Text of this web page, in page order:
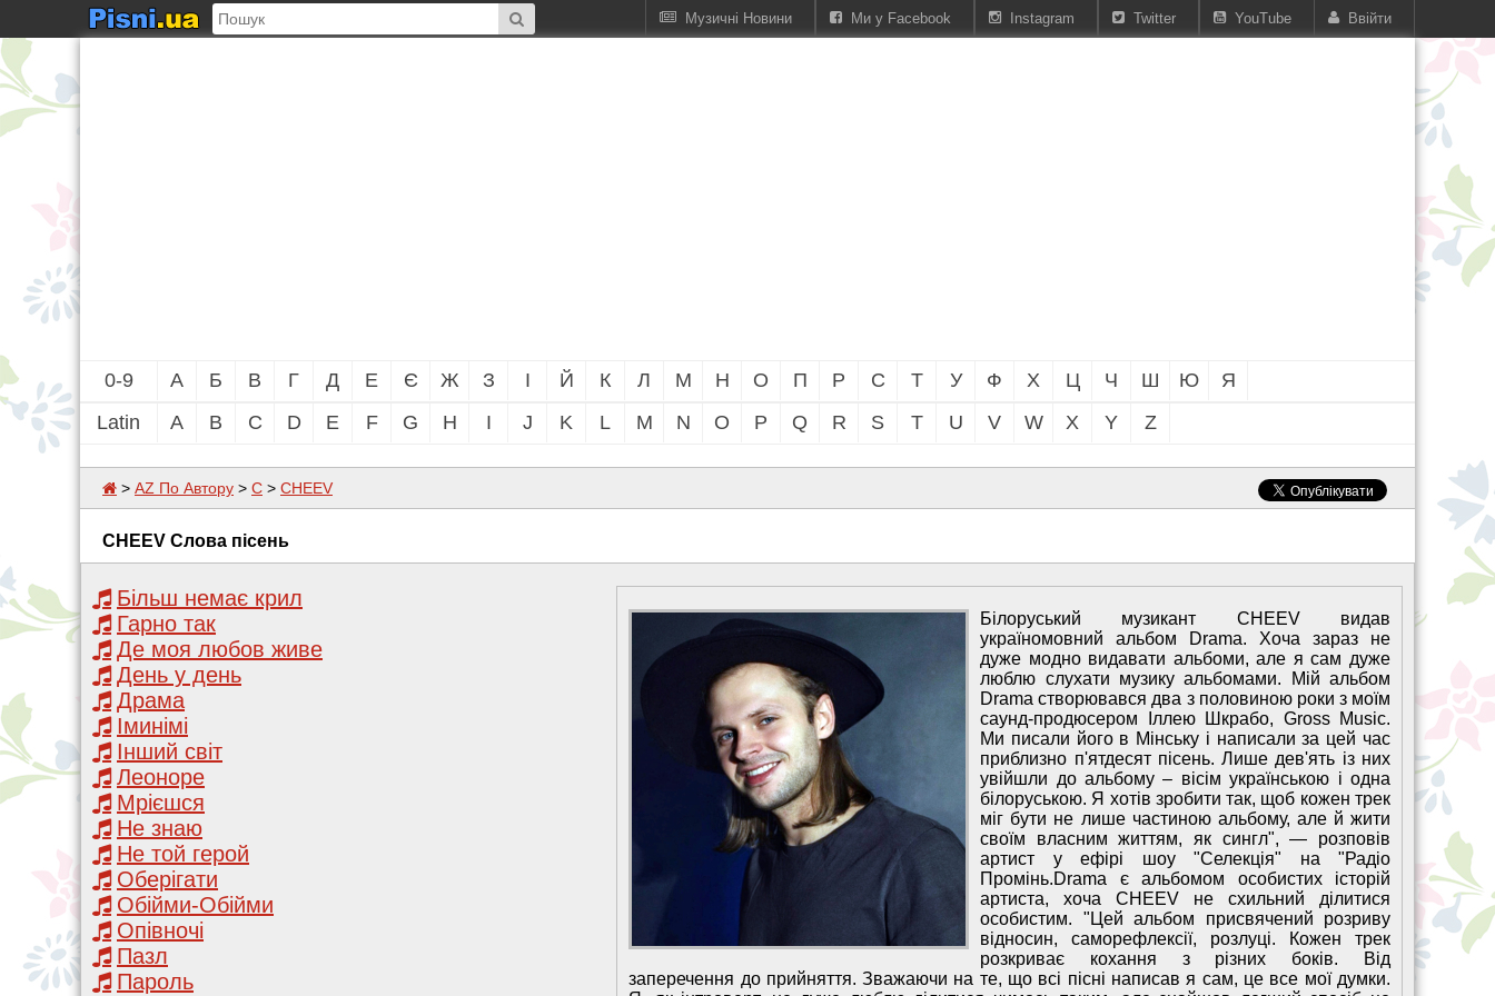
Ввійти
YouTube
Twitter
Instagram
Ми у Facebook
Музичні Новини
0-9 А Б В Г Д Е Є Ж З І Й К Л М Н О П Р С Т У Ф Х Ц Ч Ш Ю
Я
Latin
A B C D E F G H I J K L M N O P Q R S T U V W X Y Z
> AZ По Автору > C > CHEEV
CHEEV Слова пісень
Більш немає крил
Гарно так
Де моя любов живе
День у день
Драма
Іминімі
Інший світ
Леоноре
Мрієшся
Не знаю
Не той герой
Оберігати
Обійми-Обійми
Опівночі
Пазл
Пароль
Білоруський музикант CHEEV видав
україномовний альбом Drama. Хоча зараз не
дуже модно видавати альбоми, але я сам дуже
люблю слухати музику альбомами. Мій альбом
Drama створювався два з половиною роки з моїм
саунд-продюсером Іллею Шкрабо, Gross Music.
Ми писали його в Мінську і написали за цей час
приблизно п'ятдесят пісень. Лише дев'ять із них
увійшли до альбому – вісім українською і одна
білоруською. Я хотів зробити так, щоб кожен трек
міг бути не лише частиною альбому, але й жити
своїм власним життям, як сингл", — розповів
артист у ефірі шоу "Селекція" на "Радіо
Промінь.Drama є альбомом особистих історій
артиста, хоча CHEEV не схильний ділитися
особистим. "Цей альбом присвячений розриву
відносин, саморефлексії, розлуці. Кожен трек
розкриває кохання з різних боків. Від
заперечення до прийняття. Зважаючи на те, що всі пісні написав я сам, це все мої думки.